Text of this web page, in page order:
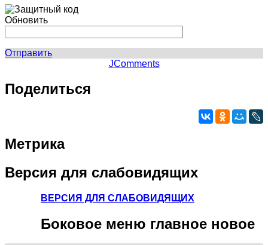
Обновить
Отправить
JComments
Поделиться
Метрика
Версия для слабовидящих
ВЕРСИЯ ДЛЯ СЛАБОВИДЯЩИХ
Боковое меню главное новое